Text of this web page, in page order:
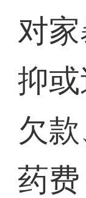
对家
抑
欠
药